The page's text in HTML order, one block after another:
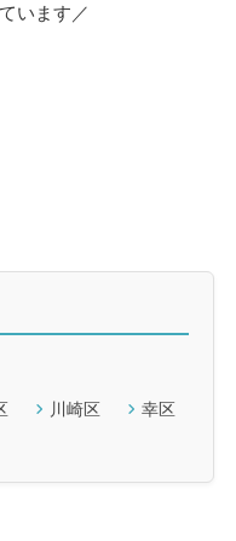
います／
川崎区
幸区